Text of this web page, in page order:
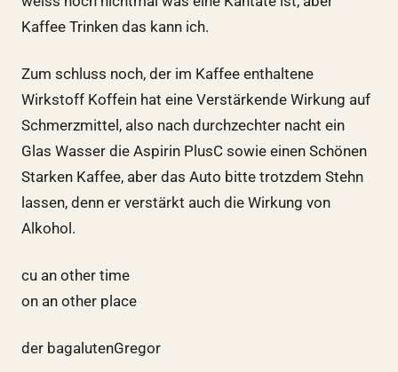
Kaffee Trinken das kann ich.
Zum schluss noch, der im Kaffee enthaltene
Wirkstoff Koffein hat eine Verstärkende Wirkung auf
Schmerzmittel, also nach durchzechter nacht ein
Glas Wasser die Aspirin PlusC sowie einen Schönen
Starken Kaffee, aber das Auto bitte trotzdem Stehn
lassen, denn er verstärkt auch die Wirkung von
Alkohol.
cu an other time
on an other place
der bagalutenGregor